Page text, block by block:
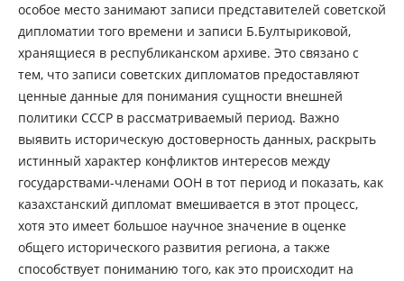
особое место занимают записи представителей советской
дипломатии того времени и записи Б.Бултыриковой,
хранящиеся в республиканском архиве. Это связано с
тем, что записи советских дипломатов предоставляют
ценные данные для понимания сущности внешней
политики СССР в рассматриваемый период. Важно
выявить историческую достоверность данных, раскрыть
истинный характер конфликтов интересов между
государствами-членами ООН в тот период и показать, как
казахстанский дипломат вмешивается в этот процесс,
хотя это имеет большое научное значение в оценке
общего исторического развития региона, а также
способствует пониманию того, как это происходит на